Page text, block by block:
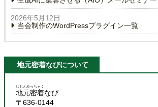
2026年5月12日
当会制作のWordPressプラグイン一覧
地元密着なびについて
地元密着
じもとみっちゃく
なび
〒636-0144